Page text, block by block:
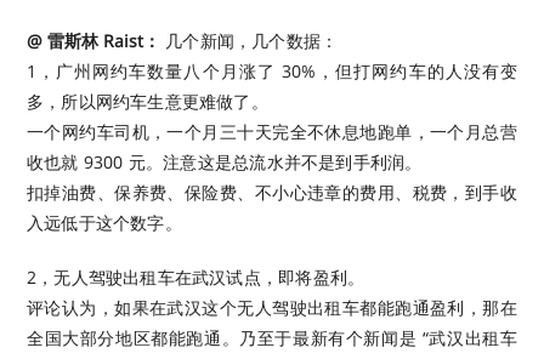
@ 雷斯林 Raist：
几个新闻，几个数据：
1，广州网约车数量八个月涨了 30%，但打网约车的人没有变
多，所以网约车生意更难做了。
一个网约车司机，一个月三十天完全不休息地跑单，一个月总营
收也就 9300 元。注意这是总流水并不是到手利润。
扣掉油费、保养费、保险费、不小心违章的费用、税费，到手收
入远低于这个数字。
2，无人驾驶出租车在武汉试点，即将盈利。
评论认为，如果在武汉这个无人驾驶出租车都能跑通盈利，那在
全国大部分地区都能跑通。乃至于最新有个新闻是 “武汉出租车